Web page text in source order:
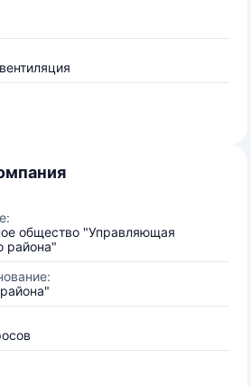
общество "Управляющая
района"